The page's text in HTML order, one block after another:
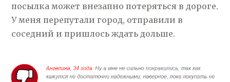
посылка может внезапно потеряться в дороге.
У меня перепутали город, отправили в
соседний и пришлось ждать дольше.